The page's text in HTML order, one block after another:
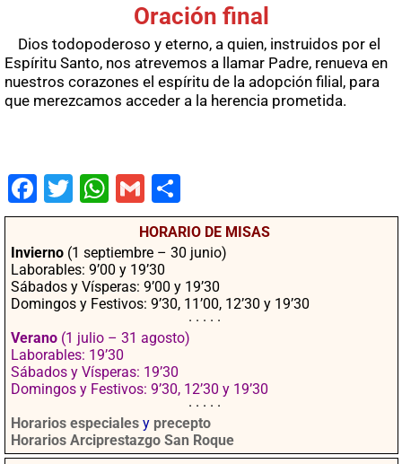
Oración final
Dios todopoderoso y eterno, a quien, instruidos por el
Espíritu Santo, nos atrevemos a llamar Padre, renueva en
nuestros corazones el espíritu de la adopción filial, para
que merezcamos acceder a la herencia prometida.
Fac
ebo
Twit
ter
Wha
tsA
pp
Gm
ail
mpa
rtir
HORARIO DE MISAS
Invierno (1 septiembre – 30 junio)
Laborables: 9’00 y 19’30
Sábados y Vísperas: 9’00 y 19’30
Domingos y Festivos: 9’30, 11’00, 12’30 y 19’30
· · · · ·
Verano (1 julio – 31 agosto)
Laborables: 19’30
Sábados y Vísperas: 19’30
Domingos y Festivos: 9’30, 12’30 y 19’30
· · · · ·
Horarios especiales y precepto
Horarios Arciprestazgo San Roque